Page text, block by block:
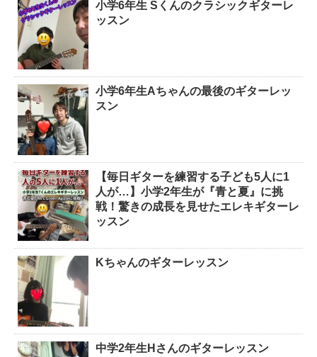
小学6年生 Sくんのクラシックギターレ
ッスン
小学6年生Aちゃんの最後のギターレッ
スン
【毎日ギターを練習する子ども5人に1
人が…】小学2年生が『青と夏』に挑
戦！驚きの成長を見せたエレキギターレ
ッスン
Kちゃんのギターレッスン
中学2年生Hさんのギターレッスン